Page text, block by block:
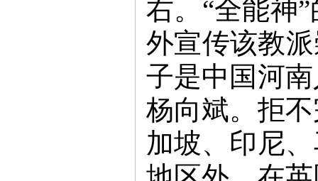
右。“全能神
外宣传该教
子是中国河
杨向斌。拒
加坡、印尼